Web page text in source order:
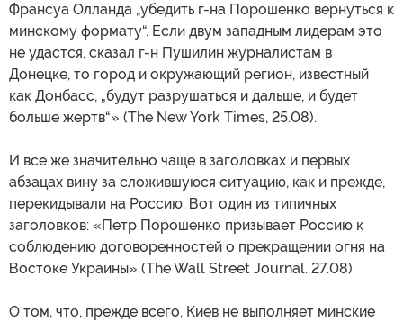
Франсуа Олланда „убедить г-на Порошенко вернуться к
минскому формату“. Если двум западным лидерам это
не удастся, сказал г-н Пушилин журналистам в
Донецке, то город и окружающий регион, известный
как Донбасс, „будут разрушаться и дальше, и будет
больше жертв“» (The New York Times, 25.08).
И все же значительно чаще в заголовках и первых
абзацах вину за сложившуюся ситуацию, как и прежде,
перекидывали на Россию. Вот один из типичных
заголовков: «Петр Порошенко призывает Россию к
соблюдению договоренностей о прекращении огня на
Востоке Украины» (The Wall Street Journal. 27.08).
О том, что, прежде всего, Киев не выполняет минские